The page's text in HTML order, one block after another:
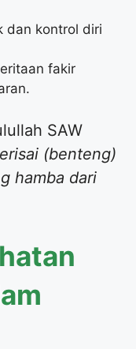
dan kontrol diri
fakir
SAW
(benteng)
hamba dari